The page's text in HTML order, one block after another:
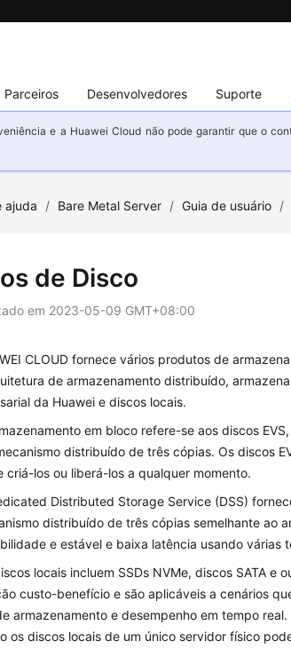
Parceiros Desenvolvedores Suporte
e a Huawei Cloud não pode garantir que o
ajuda / Bare Metal Server / Guia de usuário /
de Disco
em 2023-05-09 GMT+08:00
CLOUD fornece vários produtos de
de armazenamento distribuído,
da Huawei e discos locais.
em bloco refere-se aos discos
distribuído de três cópias. Os discos
criá-los ou liberá-los a qualquer momento.
Distributed Storage Service (DSS)
distribuído de três cópias semelhante ao
e estável e baixa latência usando
locais incluem SSDs NVMe, discos SATA
custo-benefício e são aplicáveis a cenários
armazenamento e desempenho em tempo real.
os discos locais de um único servidor físico